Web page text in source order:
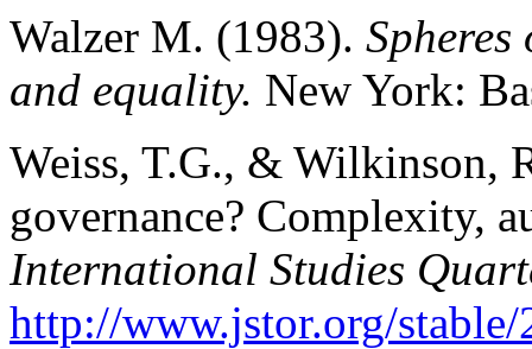
Walzer M. (1983).
and equality. New York:
Weiss, T.G., & Wilkinson,
governance? Complexity,
International Studies
http://www.jstor.org/stable/